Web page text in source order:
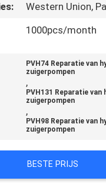
Western Union,
1000pcs/month
PVH74 Reparatie van
zuigerpompen
,
PVH131 Reparatie van
zuigerpompen
,
PVH98 Reparatie van
zuigerpompen
BESTE PRIJS